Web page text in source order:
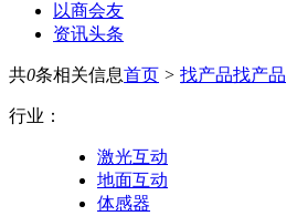
以商会友
资讯头条
共0条相关信息首页 > 找产品找产品
行业：
激光互动
地面互动
体感器